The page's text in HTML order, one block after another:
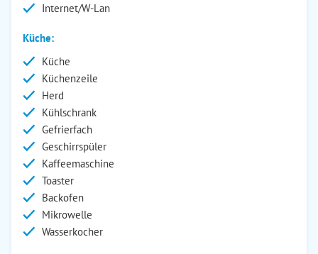
Internet/W-Lan
Küche:
Küche
Küchenzeile
Herd
Kühlschrank
Gefrierfach
Geschirrspüler
Kaffeemaschine
Toaster
Backofen
Mikrowelle
Wasserkocher